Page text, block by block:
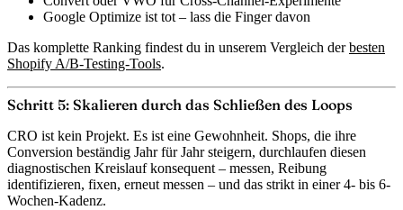
Google Optimize ist tot – lass die Finger davon
Das komplette Ranking findest du in unserem Vergleich derbesten
Shopify A/B-Testing-Tools.
Schritt 5: Skalieren durch das Schließen des Loops
CRO ist kein Projekt. Es ist eine Gewohnheit. Shops, die ihre
Conversion beständig Jahr für Jahr steigern, durchlaufen diesen
diagnostischen Kreislauf konsequent – messen, Reibung
identifizieren, fixen, erneut messen – und das strikt in einer 4- bis 6-
Wochen-Kadenz.